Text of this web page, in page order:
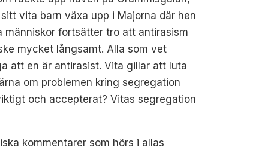
vita barn växa upp i Majorna där hen
människor fortsätter tro att antirasism
mycket långsamt. Alla som vet
att en är antirasist. Vita gillar att luta
om problemen kring segregation
och accepterat? Vitas segregation
kommentarer som hörs i allas